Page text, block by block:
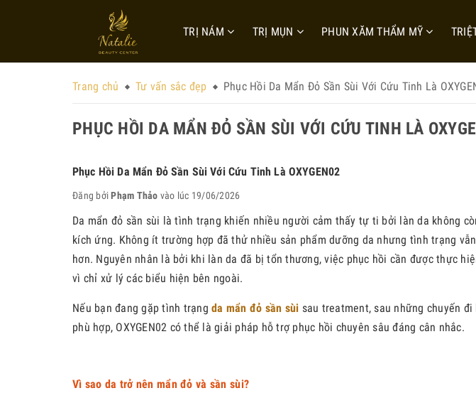
TRỊ NÁM TRỊ MỤN PHUN XĂM THẨM MỸ
Trang chủ Tư vấn sắc đẹp Phục Hồi Da Mẩn Đỏ Sần Sùi Với Cứu Tinh Là
PHỤC HỒI DA MẨN ĐỎ SẦN SÙI VỚI CỨU TINH LÀ
Phục Hồi Da Mẩn Đỏ Sần Sùi Với Cứu Tinh Là OXYGEN02
Đăng bởiPhạm Thảo vào lúc 19/06/2026
Da mẩn đỏ sần sùi là tình trạng khiến nhiều người cảm thấy tự ti bởi làn da không
kích ứng. Không ít trường hợp đã thử nhiều sản phẩm dưỡng da nhưng tình trạng
hơn. Nguyên nhân là bởi khi làn da đã bị tổn thương, việc phục hồi cần được thực
vì chỉ xử lý các biểu hiện bên ngoài.
Nếu bạn đang gặp tình trạng da mẩn đỏ sần sùi sau treatment, sau những chuyến
phù hợp, OXYGEN02 có thể là giải pháp hỗ trợ phục hồi chuyên sâu đáng cân nhắc.
Vì sao da trở nên mẩn đỏ và sần sùi?